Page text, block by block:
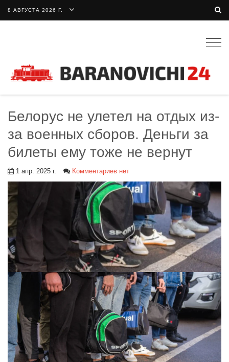
8 АВГУСТА 2026 Г.
Белорус не улетел на отдых из-
за военных сборов. Деньги за
билеты ему тоже не вернут
1 апр. 2025 г. Комментариев нет